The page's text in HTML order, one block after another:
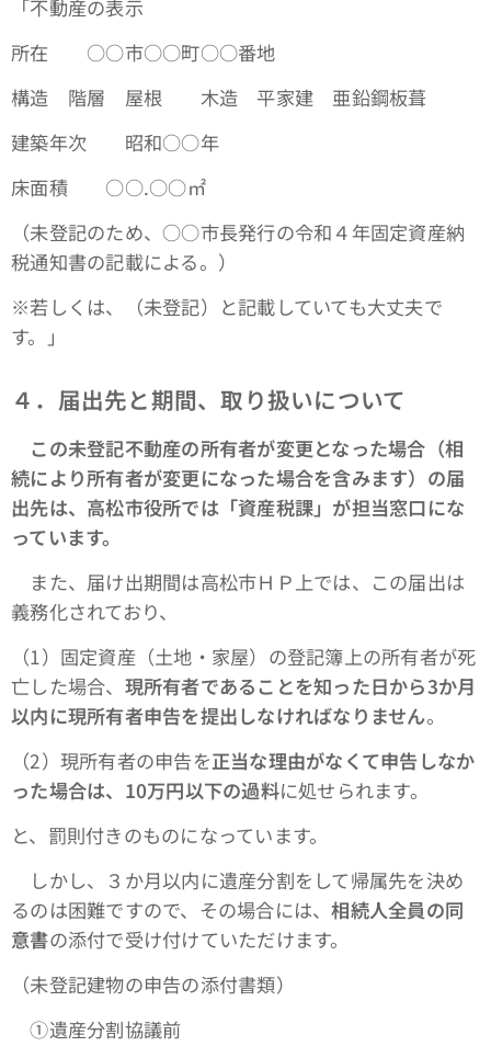
「不動産の表示
所在 ○○市○○町○○番地
構造 階層 屋根 木造 平家建 亜鉛鋼板葺
建築年次 昭和○○年
床面積 ○○.○○㎡
（未登記のため、○○市長発行の令和４年固定資産納
税通知書の記載による。）
※若しくは、（未登記）と記載していても大丈夫で
す。」
４．届出先と期間、取り扱いについて
この未登記不動産の所有者が変更となった場合（相
続により所有者が変更になった場合を含みます）の届
出先は、高松市役所では「資産税課」が担当窓口にな
っています。
また、届け出期間は高松市ＨＰ上では、この届出は
義務化されており、
（1）固定資産（土地・家屋）の登記簿上の所有者が死
亡した場合、 現所有者であることを知った日から3か月
以内に現所有者申告を提出しなければなりません。
（2）現所有者の申告を正当な理由がなくて申告しなか
った場合は、10万円以下の過料に処せられます。
と、罰則付きのものになっています。
しかし、３か月以内に遺産分割をして帰属先を決め
るのは困難ですので、その場合には、相続人全員の同
意書の添付で受け付けていただけます。
（未登記建物の申告の添付書類）
①遺産分割協議前